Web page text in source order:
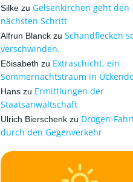
Silke zu Gelsenkirchen geht den
nächsten Schritt
Alfrun Blanck zu Schandflecken
verschwinden.
Eöisabeth zu Extraschicht, ein
Sommernachtstraum in
Hans zu Ermittlungen der
Staatsanwaltschaft
Ulrich Bierschenk zu Drogen-
durch den Gegenverkehr